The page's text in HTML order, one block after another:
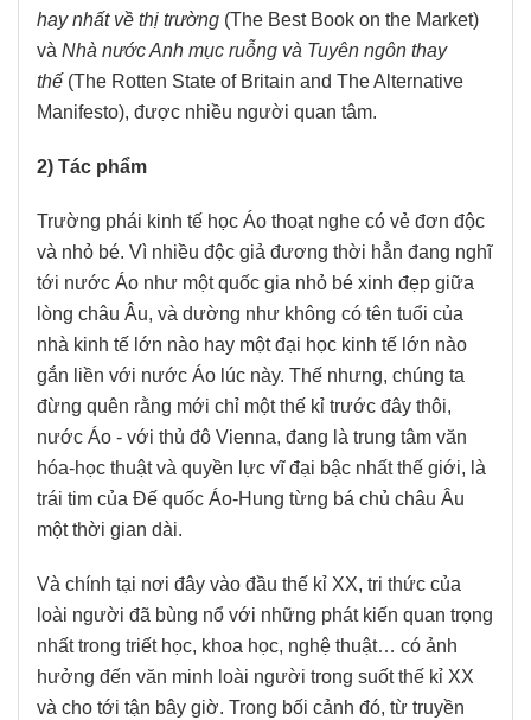
hay nhất về thị trường (The Best Book on the Market)
và Nhà nước Anh mục ruỗng và Tuyên ngôn thay
thế (The Rotten State of Britain and The Alternative
Manifesto), được nhiều người quan tâm.
2) Tác phẩm
Trường phái kinh tế học Áo thoạt nghe có vẻ đơn độc
và nhỏ bé. Vì nhiều độc giả đương thời hẳn đang nghĩ
tới nước Áo như một quốc gia nhỏ bé xinh đẹp giữa
lòng châu Âu, và dường như không có tên tuổi của
nhà kinh tế lớn nào hay một đại học kinh tế lớn nào
gắn liền với nước Áo lúc này. Thế nhưng, chúng ta
đừng quên rằng mới chỉ một thế kỉ trước đây thôi,
nước Áo - với thủ đô Vienna, đang là trung tâm văn
hóa-học thuật và quyền lực vĩ đại bậc nhất thế giới, là
trái tim của Đế quốc Áo-Hung từng bá chủ châu Âu
một thời gian dài.
Và chính tại nơi đây vào đầu thế kỉ XX, tri thức của
loài người đã bùng nổ với những phát kiến quan trọng
nhất trong triết học, khoa học, nghệ thuật… có ảnh
hưởng đến văn minh loài người trong suốt thế kỉ XX
và cho tới tận bây giờ. Trong bối cảnh đó, từ truyền